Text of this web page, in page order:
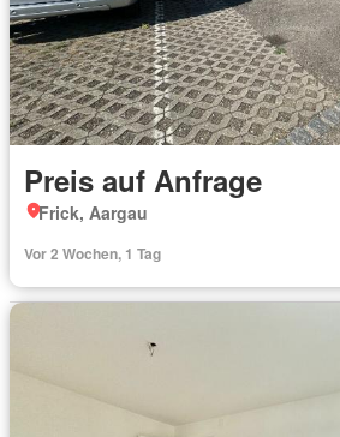
Preis auf Anfrage
Frick, Aargau
Vor 2 Wochen, 1 Tag